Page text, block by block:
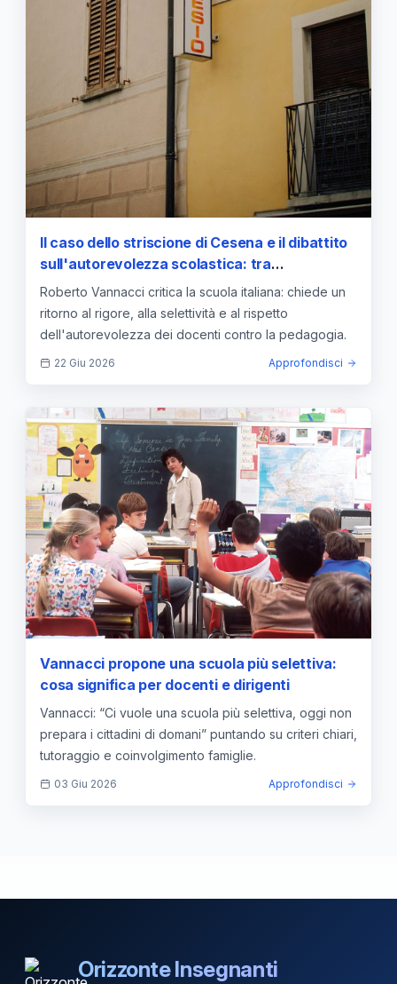
Il caso dello striscione di Cesena e il dibattito
sull'autorevolezza scolastica: tra
provvedimenti "rieducativi" e rigore
pedagogico
Roberto Vannacci critica la scuola italiana: chiede un
ritorno al rigore, alla selettività e al rispetto
dell'autorevolezza dei docenti contro la pedagogia.
22 Giu 2026 Approfondisci
Vannacci propone una scuola più selettiva:
cosa significa per docenti e dirigenti
Vannacci: “Ci vuole una scuola più selettiva, oggi non
prepara i cittadini di domani” puntando su criteri chiari,
tutoraggio e coinvolgimento famiglie.
03 Giu 2026 Approfondisci
Orizzonte Insegnanti